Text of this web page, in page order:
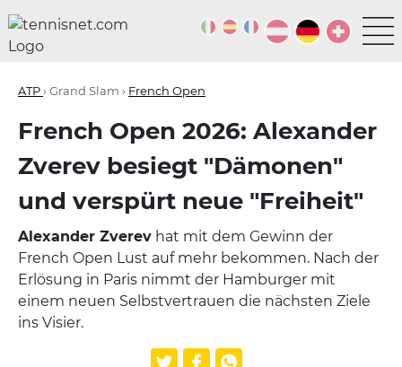
ATP› Grand Slam › French Open
French Open 2026: Alexander
Zverev besiegt "Dämonen"
und verspürt neue "Freiheit"
Alexander Zverev hat mit dem Gewinn der
French Open Lust auf mehr bekommen. Nach der
Erlösung in Paris nimmt der Hamburger mit
einem neuen Selbstvertrauen die nächsten Ziele
ins Visier.